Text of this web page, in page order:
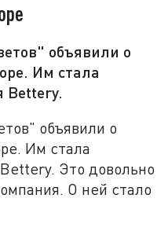
объявили о
Им стала
Bettery.
объявили о
Им стала
Это довольно
О ней стало